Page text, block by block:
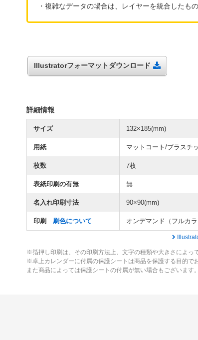
・複雑なデータの場合は、レイヤーを統合したも
Illustratorフォーマットダウンロード
詳細情報
サイズ 132×185(mm)
用紙 マットコート/プラスチ
枚数 7枚
表紙印刷の有無 無
名入れ印刷寸法 90×90(mm)
印刷 刷色について オンデマンド（フルカラ
※箔押し印刷は、その印刷方法上、文字の種類や大きさによっ
※卓上カレンダーに付属の保護シートは商品を保護する目的で
また商品によっては保護シートの付属が無い場合もございます